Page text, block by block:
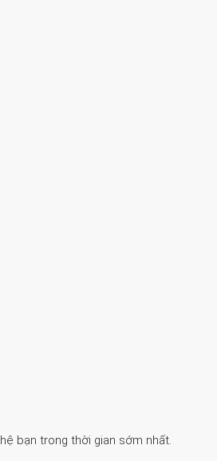
bạn trong thời gian sớm nhất.